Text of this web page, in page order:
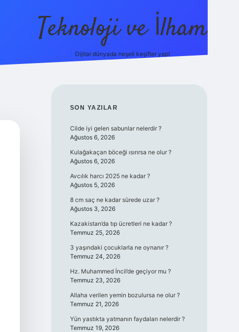
Teknoloji ve İlham
Dijital dünyada neşeli keşifler yap!
SIDEBAR
SON YAZILAR
Cilde iyi gelen sabunlar nelerdir ?
Ağustos 6, 2026
Kulağakaçan böceği ısırırsa ne olur ?
Ağustos 6, 2026
Avcılık harcı 2025 ne kadar ?
Ağustos 5, 2026
8 cm saç ne kadar sürede uzar ?
Ağustos 3, 2026
Kazakistan’da tıp ücretleri ne kadar ?
Temmuz 25, 2026
3 yaşındaki çocuklarla ne oynanır ?
Temmuz 24, 2026
Hz. Muhammed İncil’de geçiyor mu ?
Temmuz 23, 2026
Allaha verilen yemin bozulursa ne olur ?
Temmuz 21, 2026
Yün yastıkta yatmanın faydaları nelerdir ?
Temmuz 19, 2026